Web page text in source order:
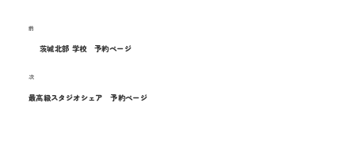
投
稿
ナ
過
稿
前
茨城北部 学校 予約ページ
次
の
次
最高級スタジオシェア 予約ページ